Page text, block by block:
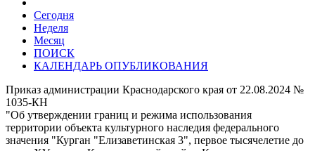
Сегодня
Неделя
Месяц
ПОИСК
КАЛЕНДАРЬ ОПУБЛИКОВАНИЯ
Приказ администрации Краснодарского края от 22.08.2024 №
1035-КН
"Об утверждении границ и режима использования
территории объекта культурного наследия федерального
значения "Курган "Елизаветинская 3", первое тысячелетие до